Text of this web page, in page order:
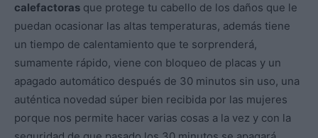
calefactoras que protege tu cabello de los daños que le
puedan ocasionar las altas temperaturas, además tiene
un tiempo de calentamiento que te sorprenderá,
sumamente rápido, viene con bloqueo de placas y un
apagado automático después de 30 minutos sin uso, una
auténtica novedad súper bien recibida por las mujeres
porque nos permite hacer varias cosas a la vez y con la